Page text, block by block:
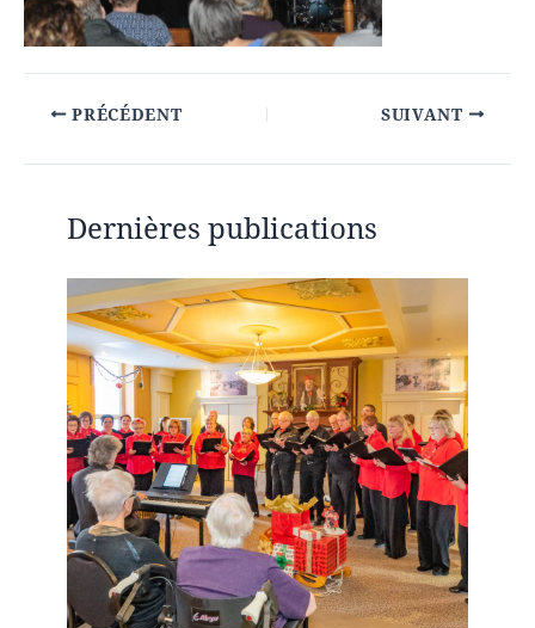
PRÉCÉDENT SUIVANT
Dernières publications